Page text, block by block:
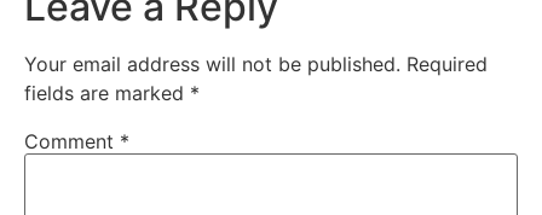
Your email address will not be published. Required
fields are marked *
Comment *